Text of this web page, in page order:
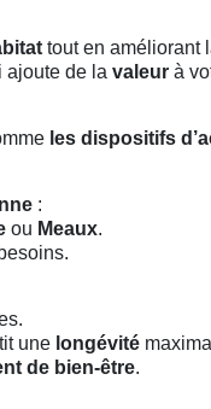
tout en améliorant
ajoute de la valeur à
les dispositifs
:
ou Meaux.
une longévité
de bien-être.